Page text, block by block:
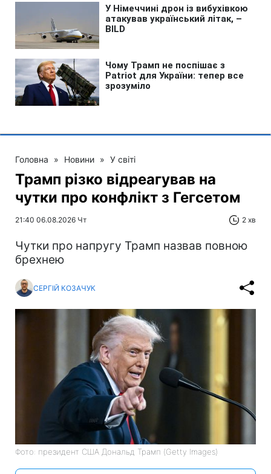
Головна » Новини » У світі
Трамп різко відреагував на
чутки про конфлікт з Гегсетом
21:40 06.08.2026 Чт 2 хв
Чутки про напругу Трамп назвав повною
брехнею
СЕРГІЙ КОЗАЧУК
Фото: президент США Дональд Трамп (Getty Images)